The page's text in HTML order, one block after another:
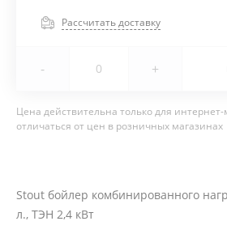
Рассчитать доставку
- +
Цена действительна только для
отличаться от цен в розничных магазинах
Stout бойлер комбинированного
л., ТЭН 2,4 кВт